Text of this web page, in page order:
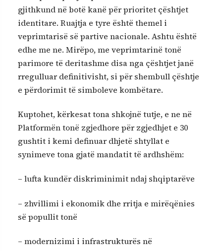
gjithkund në botë kanë për prioritet çështjet
identitare. Ruajtja e tyre është themel i
veprimtarisë së partive nacionale. Ashtu është
edhe me ne. Mirëpo, me veprimtarinë tonë
parimore të deritashme disa nga çështjet janë
rregulluar definitivisht, si për shembull çështje
e përdorimit të simboleve kombëtare.
Kuptohet, kërkesat tona shkojnë tutje, e ne në
Platformën tonë zgjedhore për zgjedhjet e 30
gushtit i kemi definuar dhjetë shtyllat e
synimeve tona gjatë mandatit të ardhshëm:
– lufta kundër diskriminimit ndaj shqiptarëve
– zhvillimi i ekonomik dhe rritja e mirëqënies
së popullit tonë
– modernizimi i infrastrukturës në